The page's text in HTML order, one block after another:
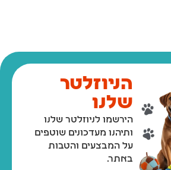
הניוזלטר
שלנו
הירשמו לניוזלטר שלנו
ותיהנו מעדכונים שוטפים
על המבצעים והטבות
באתר.